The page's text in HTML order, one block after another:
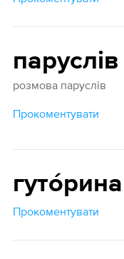
паруслів
розмова паруслів
Прокоментувати
гутóрина
Прокоментувати